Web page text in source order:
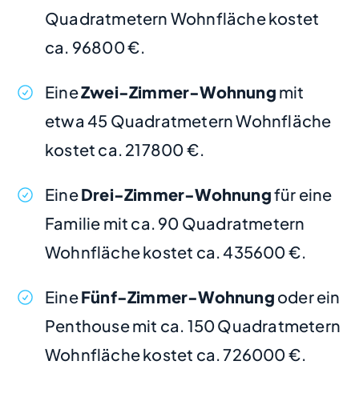
Quadratmetern Wohnfläche kostet
ca. 96800 €.
EineZwei-Zimmer-Wohnung mit
etwa 45 Quadratmetern Wohnfläche
kostet ca. 217800 €.
EineDrei-Zimmer-Wohnungfür eine
Familie mit ca. 90 Quadratmetern
Wohnfläche kostet ca. 435600 €.
EineFünf-Zimmer-Wohnung oder ein
Penthouse mit ca. 150 Quadratmetern
Wohnfläche kostet ca. 726000 €.